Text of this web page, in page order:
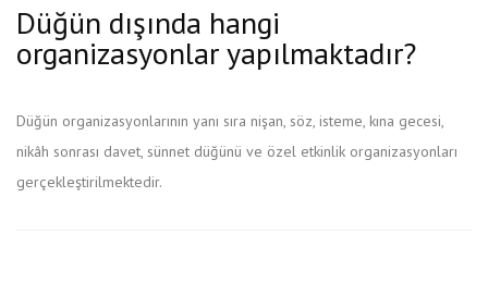
Düğün dışında hangi
organizasyonlar yapılmaktadır?
Düğün organizasyonlarının yanı sıra nişan, söz, isteme, kına gecesi,
nikâh sonrası davet, sünnet düğünü ve özel etkinlik organizasyonları
gerçekleştirilmektedir.